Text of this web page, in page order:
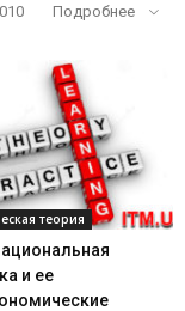
Подробнее
теория
и ее